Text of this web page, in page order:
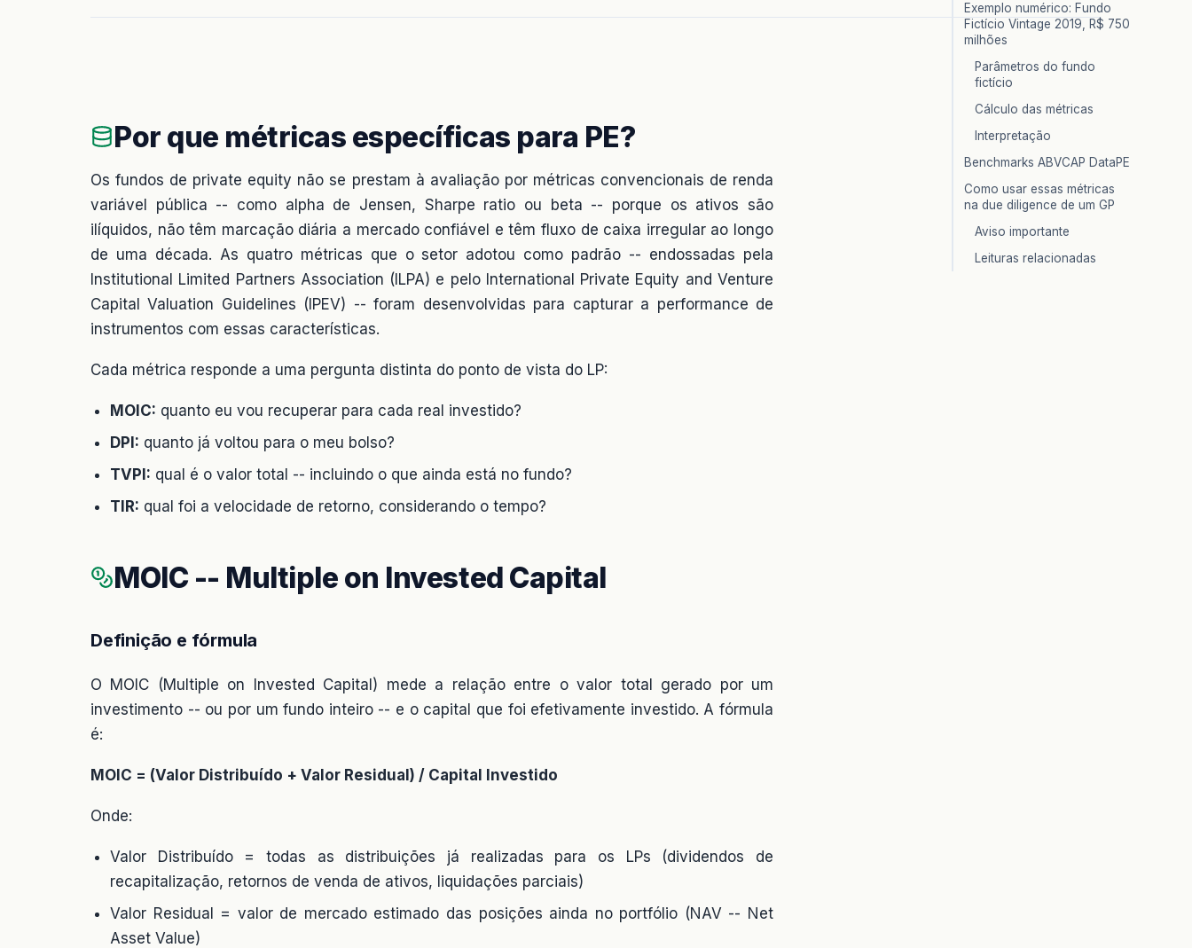
Por que métricas específicas para PE?
Os fundos de private equity não se prestam à avaliação por métricas convencionais de renda
variável pública -- como alpha de Jensen, Sharpe ratio ou beta -- porque os ativos são
ilíquidos, não têm marcação diária a mercado confiável e têm fluxo de caixa irregular ao longo
de uma década. As quatro métricas que o setor adotou como padrão -- endossadas pela
Institutional Limited Partners Association (ILPA) e pelo International Private Equity and Venture
Capital Valuation Guidelines (IPEV) -- foram desenvolvidas para capturar a performance de
instrumentos com essas características.
Cada métrica responde a uma pergunta distinta do ponto de vista do LP:
MOIC: quanto eu vou recuperar para cada real investido?
DPI: quanto já voltou para o meu bolso?
TVPI: qual é o valor total -- incluindo o que ainda está no fundo?
TIR: qual foi a velocidade de retorno, considerando o tempo?
MOIC -- Multiple on Invested Capital
Definição e fórmula
O MOIC (Multiple on Invested Capital) mede a relação entre o valor total gerado por um
investimento -- ou por um fundo inteiro -- e o capital que foi efetivamente investido. A fórmula
é:
MOIC = (Valor Distribuído + Valor Residual) / Capital Investido
Onde:
Valor Distribuído = todas as distribuições já realizadas para os LPs (dividendos de
recapitalização, retornos de venda de ativos, liquidações parciais)
Valor Residual = valor de mercado estimado das posições ainda no portfólio (NAV -- Net
Asset Value)
Exemplo numérico: Fundo
Fictício Vintage 2019, R$ 750
milhões
Parâmetros do fundo
fictício
Cálculo das métricas
Interpretação
Benchmarks ABVCAP DataPE
Como usar essas métricas
na due diligence de um GP
Aviso importante
Leituras relacionadas